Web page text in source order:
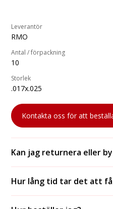
Leverantör
RMO
Antal / förpackning
10
Storlek
.017x.025
Kontakta oss för att
Kan jag returnera eller
produkten är oanvänd
Hur lång tid tar det att få